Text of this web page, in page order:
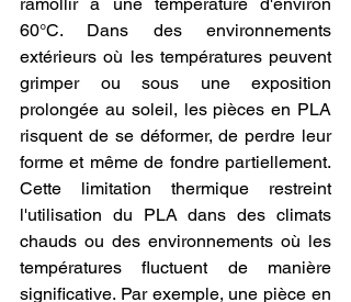
60°C. Dans des environnements
extérieurs où les températures peuvent
grimper ou sous une exposition
prolongée au soleil, les pièces en PLA
risquent de se déformer, de perdre leur
forme et même de fondre partiellement.
Cette limitation thermique restreint
l'utilisation du PLA dans des climats
chauds ou des environnements où les
températures fluctuent de manière
significative. Par exemple, une pièce en